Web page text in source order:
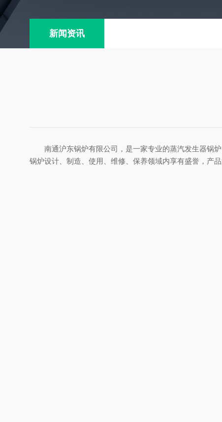
新闻资讯
南通沪东锅炉有限公司，是一家专业的蒸汽发生器锅
锅炉设计、制造、使用、维修、保养领域内享有盛誉，产品